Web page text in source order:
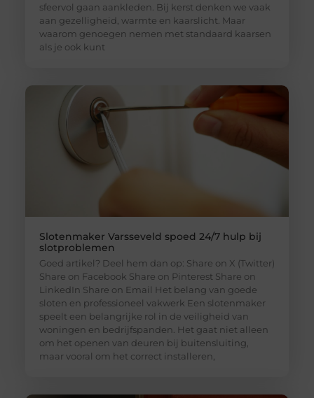
sfeervol gaan aankleden. Bij kerst denken we vaak
aan gezelligheid, warmte en kaarslicht. Maar
waarom genoegen nemen met standaard kaarsen
als je ook kunt
Slotenmaker Varsseveld spoed 24/7 hulp bij
slotproblemen
Goed artikel? Deel hem dan op: Share on X (Twitter)
Share on Facebook Share on Pinterest Share on
LinkedIn Share on Email Het belang van goede
sloten en professioneel vakwerk Een slotenmaker
speelt een belangrijke rol in de veiligheid van
woningen en bedrijfspanden. Het gaat niet alleen
om het openen van deuren bij buitensluiting,
maar vooral om het correct installeren,